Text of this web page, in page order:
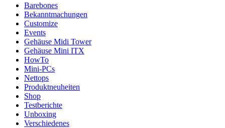
Barebones
Bekanntmachungen
Customize
Events
Gehäuse Midi Tower
Gehäuse Mini ITX
HowTo
Mini-PCs
Nettops
Produktneuheiten
Shop
Testberichte
Unboxing
Verschiedenes